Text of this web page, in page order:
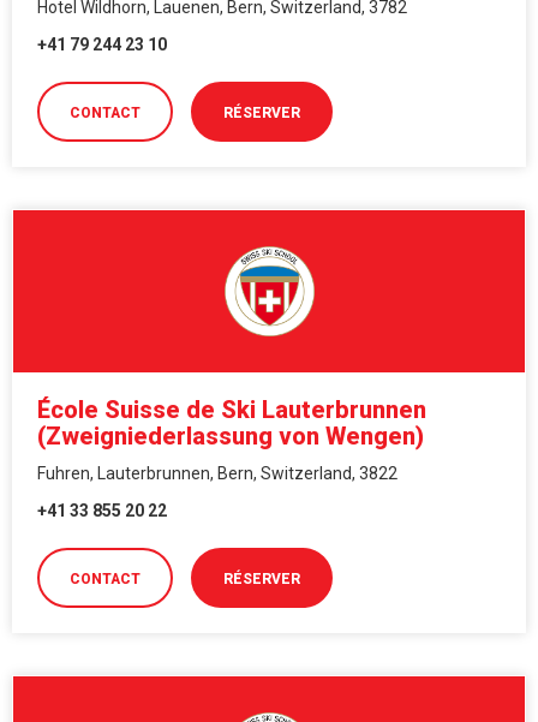
Hotel Wildhorn, Lauenen, Bern, Switzerland, 3782
+41 79 244 23 10
CONTACT RÉSERVER
École Suisse de Ski Lauterbrunnen
(Zweigniederlassung von Wengen)
Fuhren, Lauterbrunnen, Bern, Switzerland, 3822
+41 33 855 20 22
CONTACT RÉSERVER